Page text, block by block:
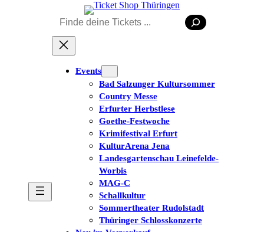
Suchen
Events
Bad Salzunger Kultursommer
Country Messe
Erfurter Herbstlese
Goethe-Festwoche
Krimifestival Erfurt
KulturArena Jena
Landesgartenschau Leinefelde-
Worbis
MAG-C
Schallkultur
Sommertheater Rudolstadt
Thüringer Schlosskonzerte